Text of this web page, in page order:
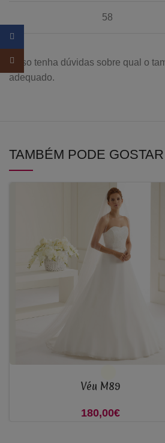
58
Caso tenha dúvidas sobre qual o
adequado.
TAMBÉM PODE
Véu M89
180,00€
Instagram